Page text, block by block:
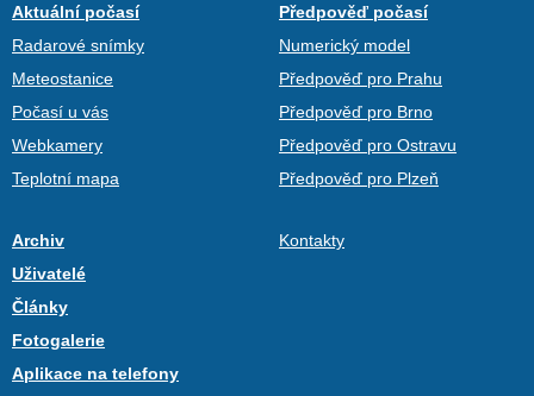
Aktuální počasí
Radarové snímky
Meteostanice
Počasí u vás
Webkamery
Teplotní mapa
Předpověď počasí
Numerický model
Předpověď pro Prahu
Předpověď pro Brno
Předpověď pro Ostravu
Předpověď pro Plzeň
Archiv
Uživatelé
Články
Fotogalerie
Aplikace na telefony
Kontakty